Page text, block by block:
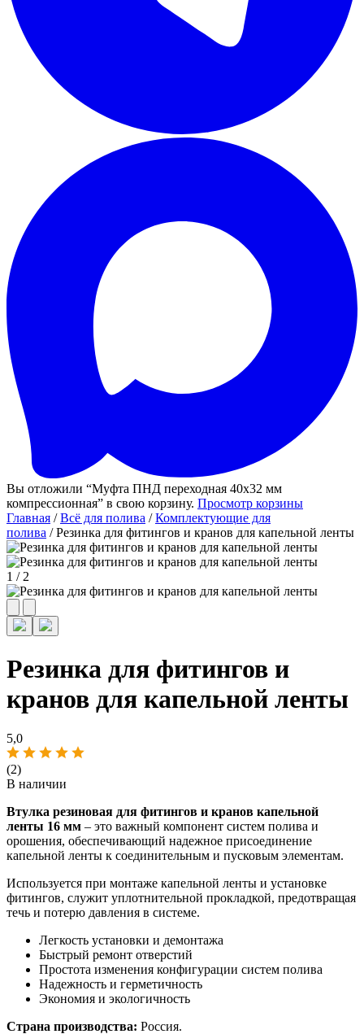
Вы отложили “Муфта ПНД переходная 40х32 мм
компрессионная” в свою корзину. Просмотр корзины
Главная /Всё для полива /Комплектующие для
полива / Резинка для фитингов и кранов для капельной ленты
1 / 2
Резинка для фитингов и
кранов для капельной ленты
5,0
(2)
В наличии
Втулка резиновая для фитингов и кранов капельной
ленты 16 мм – это важный компонент систем полива и
орошения, обеспечивающий надежное присоединение
капельной ленты к соединительным и пусковым элементам.
Используется при монтаже капельной ленты и установке
фитингов, служит уплотнительной прокладкой, предотвращая
течь и потерю давления в системе.
Легкость установки и демонтажа
Быстрый ремонт отверстий
Простота изменения конфигурации систем полива
Надежность и герметичность
Экономия и экологичность
Страна производства: Россия.